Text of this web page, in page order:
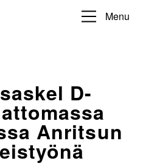
Menu
D-
Anritsun